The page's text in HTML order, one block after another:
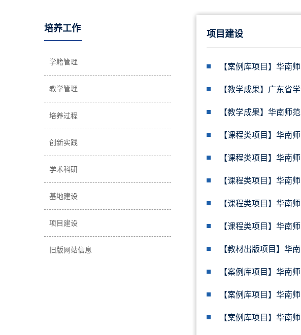
培养工作
学籍管理
教学管理
培养过程
创新实践
学术科研
基地建设
项目建设
旧版网站信息
项目建设
【案例库项目】华南
【教学成果】广东省
【教学成果】华南师
【课程类项目】华南
【课程类项目】华南
【课程类项目】华南
【课程类项目】华南
【课程类项目】华南
【教材出版项目】华
【案例库项目】华南
【案例库项目】华南
【案例库项目】华南